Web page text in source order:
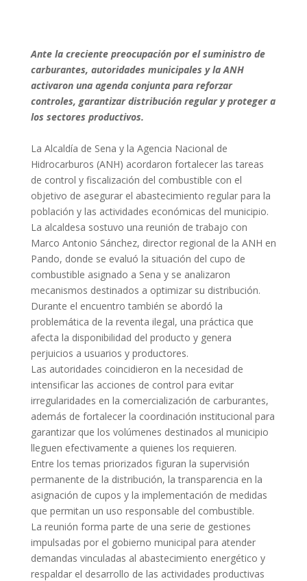
Ante la creciente preocupación por el suministro de
carburantes, autoridades municipales y la ANH
activaron una agenda conjunta para reforzar
controles, garantizar distribución regular y proteger a
los sectores productivos.
La Alcaldía de Sena y la Agencia Nacional de
Hidrocarburos (ANH) acordaron fortalecer las tareas
de control y fiscalización del combustible con el
objetivo de asegurar el abastecimiento regular para la
población y las actividades económicas del municipio.
La alcaldesa sostuvo una reunión de trabajo con
Marco Antonio Sánchez, director regional de la ANH en
Pando, donde se evaluó la situación del cupo de
combustible asignado a Sena y se analizaron
mecanismos destinados a optimizar su distribución.
Durante el encuentro también se abordó la
problemática de la reventa ilegal, una práctica que
afecta la disponibilidad del producto y genera
perjuicios a usuarios y productores.
Las autoridades coincidieron en la necesidad de
intensificar las acciones de control para evitar
irregularidades en la comercialización de carburantes,
además de fortalecer la coordinación institucional para
garantizar que los volúmenes destinados al municipio
lleguen efectivamente a quienes los requieren.
Entre los temas priorizados figuran la supervisión
permanente de la distribución, la transparencia en la
asignación de cupos y la implementación de medidas
que permitan un uso responsable del combustible.
La reunión forma parte de una serie de gestiones
impulsadas por el gobierno municipal para atender
demandas vinculadas al abastecimiento energético y
respaldar el desarrollo de las actividades productivas